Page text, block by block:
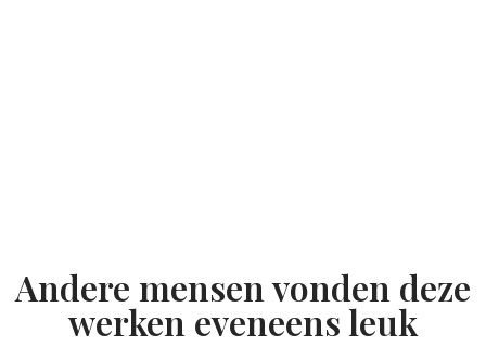
Andere mensen vonden deze
werken eveneens leuk